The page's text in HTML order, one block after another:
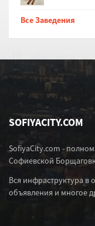
Все Заведения
SOFIYACITY.COM
SofiyaCity.com -
Софиевской
Вся инфраструктура в
объявления и многое